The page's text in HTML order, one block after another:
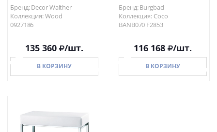
Бренд: Decor Walther
Коллекция: Wood
0927186
135 360 /шт.
В КОРЗИНУ
Бренд: Burgbad
Коллекция: Coco
BANB070 F2853
116 168 /шт.
В КОРЗИНУ